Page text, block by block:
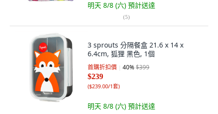
明天 8/8 (六) 預計送達
(5)
3 sprouts 分隔餐盒 21.6 x 14 x
6.4cm, 狐狸 黑色, 1個
首購折扣價 40%$399
$239
($239.00/1套)
明天 8/8 (六) 預計送達